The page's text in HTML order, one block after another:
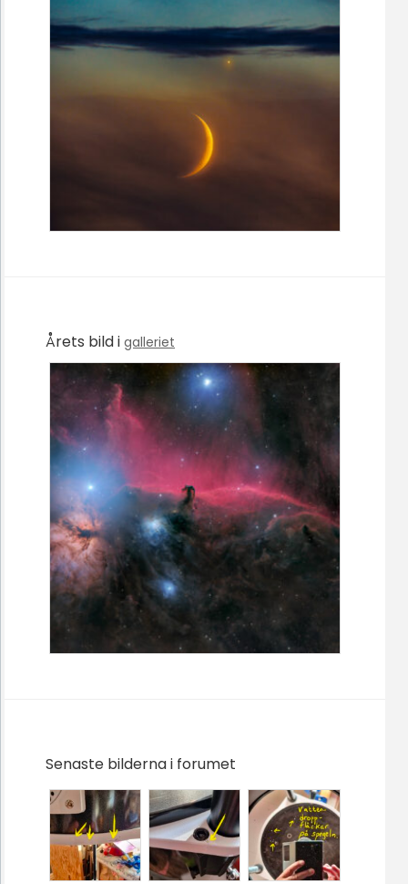
Årets bild i galleriet
Senaste bilderna i forumet